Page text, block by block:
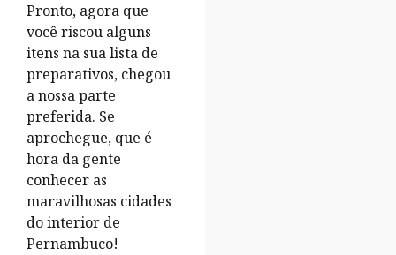
Pronto, agora que
você riscou alguns
itens na sua lista de
preparativos, chegou
a nossa parte
preferida. Se
aprochegue, que é
hora da gente
conhecer as
maravilhosas cidades
do interior de
Pernambuco!